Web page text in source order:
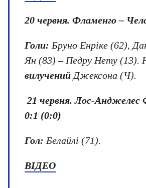
20 червня. Фламенго –
Голи: Бруно Енріке (62),
Ян (83) – Педру Нету (13).
вилучений Джексона (Ч).
21 червня.Лос-Анджелес
0:1 (0:0)
Гол: Белайлі (71).
ВІДЕО